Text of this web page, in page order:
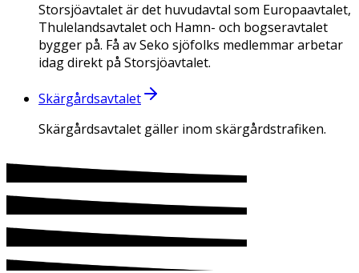
Storsjöavtalet är det huvudavtal som Europaavtalet,
Thulelandsavtalet och Hamn- och bogseravtalet
bygger på. Få av Seko sjöfolks medlemmar arbetar
idag direkt på Storsjöavtalet.
Skärgårdsavtalet
Skärgårdsavtalet gäller inom skärgårdstrafiken.